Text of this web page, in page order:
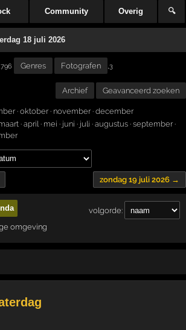
Community Overig 🔍
18 juli 2026
,796 Genres Fotografen ,3
Archief Geavanceerd zoeken
· oktober· november· december
· april· mei · juni · juli · augustus · september·
zondag 19 juli 2026 →
volgorde:
omgeving